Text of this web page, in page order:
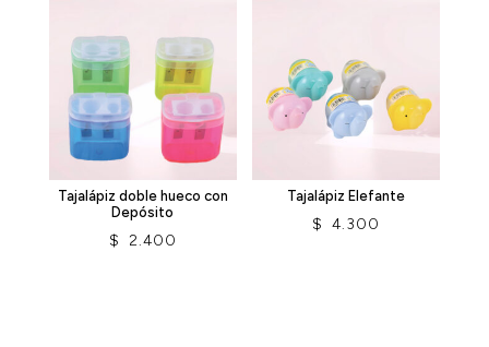
Tajalápiz doble hueco con
Depósito
$ 2.400
Tajalápiz Elefante
$ 4.300